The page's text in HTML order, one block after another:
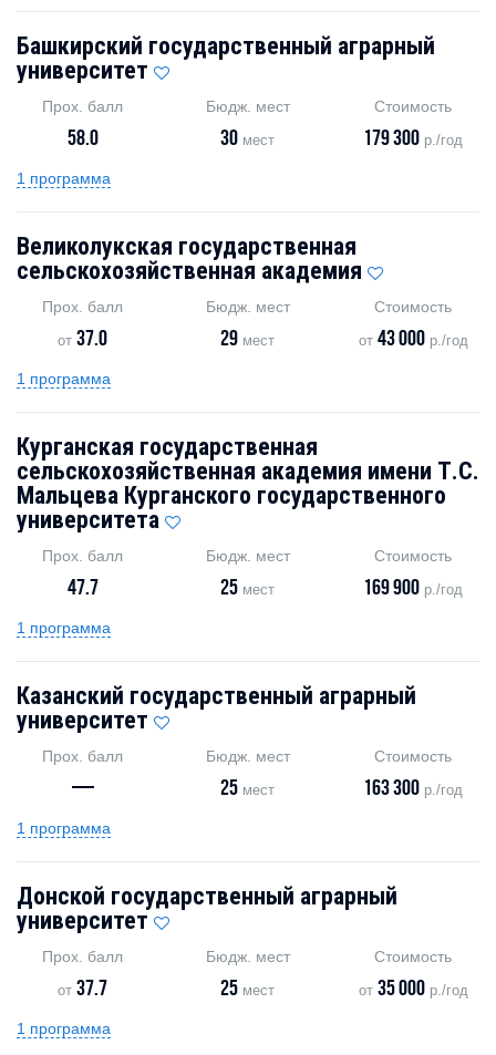
Башкирский государственный аграрный
университет
Прох. балл
58.0
Бюдж. мест
30 мест
Стоимость
179 300 р./год
1 программа
Великолукская государственная
сельскохозяйственная академия
Прох. балл
от37.0
Бюдж. мест
29 мест
Стоимость
от 43 000р./год
1 программа
Курганская государственная
сельскохозяйственная академия имени Т.С.
Мальцева Курганского государственного
университета
Прох. балл
47.7
Бюдж. мест
25 мест
Стоимость
169 900 р./год
1 программа
Казанский государственный аграрный
университет
Прох. балл
—
Бюдж. мест
25 мест
Стоимость
163 300 р./год
1 программа
Донской государственный аграрный
университет
Прох. балл
от37.7
Бюдж. мест
25 мест
Стоимость
от 35 000р./год
1 программа